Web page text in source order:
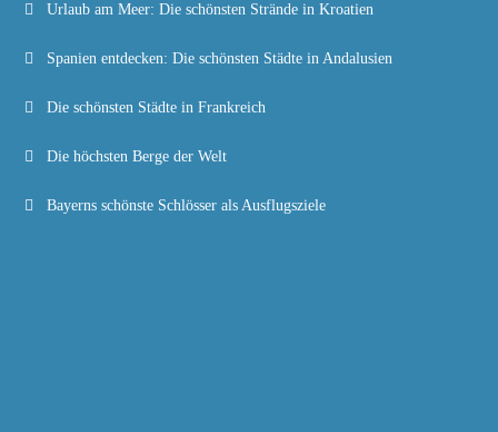
Urlaub am Meer: Die schönsten Strände in Kroatien
Spanien entdecken: Die schönsten Städte in Andalusien
Die schönsten Städte in Frankreich
Die höchsten Berge der Welt
Bayerns schönste Schlösser als Ausflugsziele